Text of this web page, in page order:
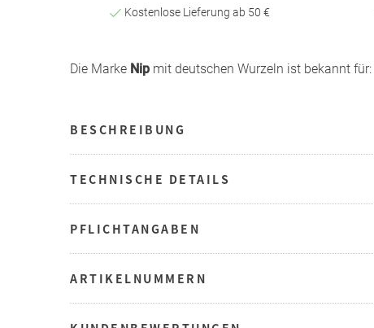
Kostenlose Lieferung ab 50 €
Die Marke Nip mit deutschen Wurzeln ist bekannt für:
BESCHREIBUNG
TECHNISCHE DETAILS
PFLICHTANGABEN
ARTIKELNUMMERN